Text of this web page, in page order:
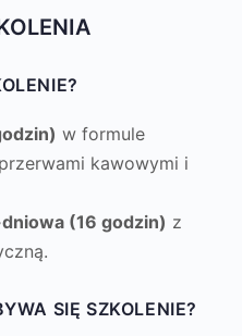
w formule
kawowymi i
(16 godzin) z
SIĘ SZKOLENIE?